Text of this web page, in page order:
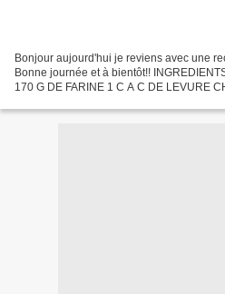
Bonjour aujourd'hui je reviens avec une
Bonne journée et à bientôt!!
170 G DE FARINE 1 C A C DE LEVURE